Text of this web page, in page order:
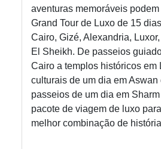
aventuras memoráveis
Grand Tour de Luxo de 15
Cairo, Gizé, Alexandria,
El Sheikh. De passeios
Cairo a templos históricos em
culturais de um dia em Aswan
passeios de um dia em
pacote de viagem de luxo
melhor combinação de